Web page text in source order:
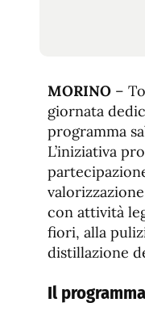
MORINO –
giornata
programma
L’iniziativa
con attività
fiori, alla
distillazione
Il